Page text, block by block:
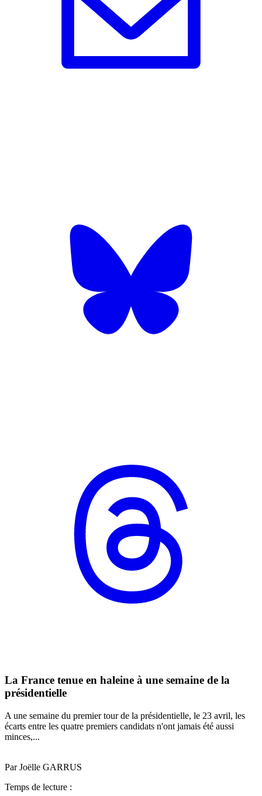
La France tenue en haleine à une semaine de la
présidentielle
A une semaine du premier tour de la présidentielle, le 23 avril, les
écarts entre les quatre premiers candidats n'ont jamais été aussi
minces,...
Par Joëlle GARRUS
Temps de lecture :